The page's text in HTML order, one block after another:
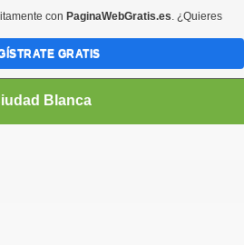
Blanca
con PaginaWebGratis.es. ¿Quieres
GRATIS